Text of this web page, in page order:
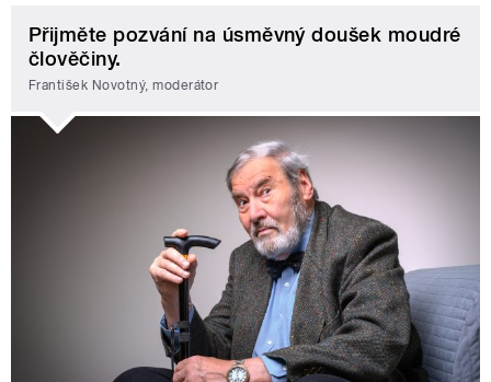
Přijměte pozvání na úsměvný doušek moudré
člověčiny.
František Novotný, moderátor